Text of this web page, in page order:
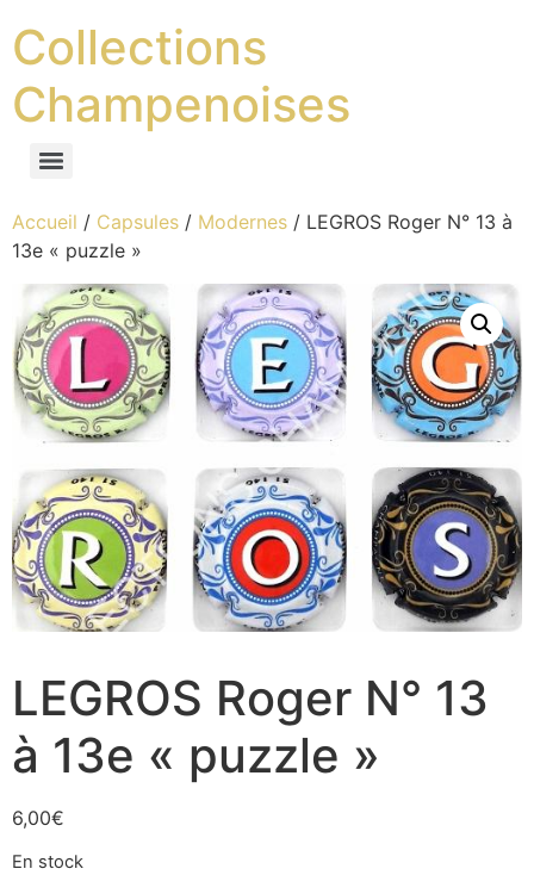
Collections
Champenoises
Accueil / Capsules / Modernes / LEGROS Roger N° 13 à
13e « puzzle »
LEGROS Roger N° 13
à 13e « puzzle »
6,00€
En stock